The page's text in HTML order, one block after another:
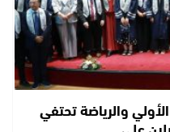
الأولي والرياضة تحتفي